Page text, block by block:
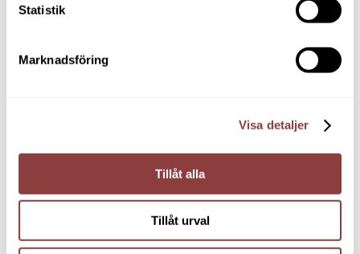
Statistik
Marknadsföring
Visa detaljer
Tillåt alla
Tillåt urval
HAR DU ETT
PROJEKT PÅ GÅNG?